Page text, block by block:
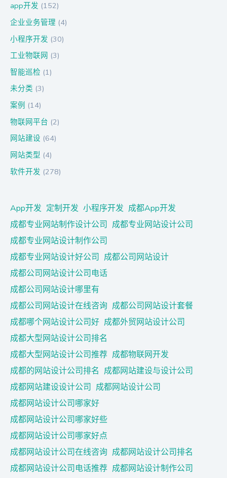
app开发 (152)
企业业务管理 (4)
小程序开发 (30)
工业物联网 (3)
智能巡检 (1)
未分类 (3)
案例 (14)
物联网平台 (2)
网站建设 (64)
网站类型 (4)
软件开发 (278)
App开发 定制开发 小程序开发 成都App开发
成都专业网站制作设计公司 成都专业网站设计公司
成都专业网站设计制作公司
成都专业网站设计好公司 成都公司网站设计
成都公司网站设计公司电话
成都公司网站设计哪里有
成都公司网站设计在线咨询 成都公司网站设计套餐
成都哪个网站设计公司好 成都外贸网站设计公司
成都大型网站设计公司排名
成都大型网站设计公司推荐 成都物联网开发
成都的网站设计公司排名 成都网站建设与设计公司
成都网站建设设计公司 成都网站设计公司
成都网站设计公司哪家好
成都网站设计公司哪家好些
成都网站设计公司哪家好点
成都网站设计公司在线咨询 成都网站设计公司排名
成都网站设计公司电话推荐 成都网站设计制作公司